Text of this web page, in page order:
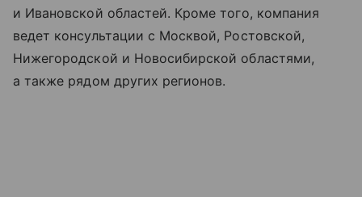
и Ивановской областей. Кроме того, компания
ведет консультации с Москвой, Ростовской,
Нижегородской и Новосибирской областями,
а также рядом других регионов.